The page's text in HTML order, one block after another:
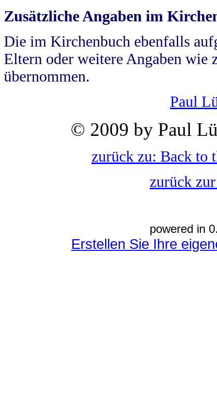
Zusätzliche Angaben im
Die im Kirchenbuch ebenfalls
Eltern oder weitere Angaben wie
übernommen.
Paul
© 2009 by Paul
zurück zu: Back to
zurück
powered in
Erstellen Sie Ihre